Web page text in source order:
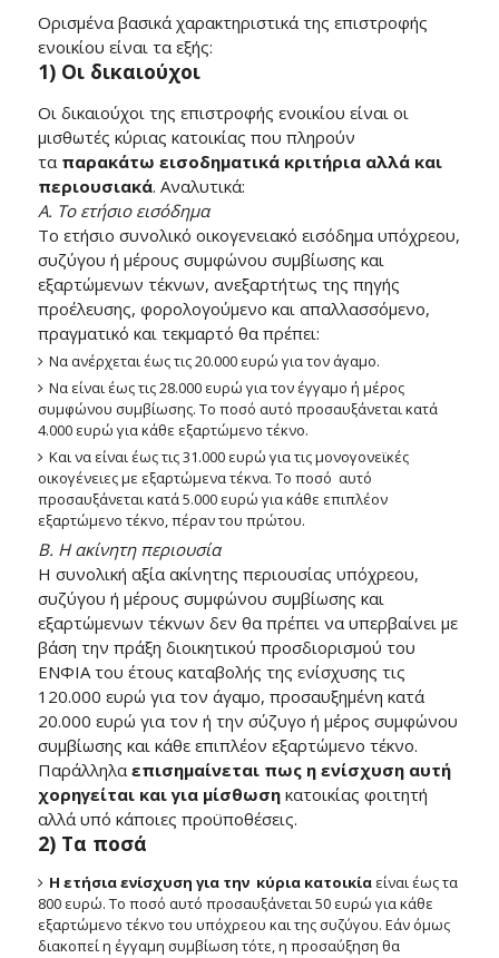
Ορισμένα βασικά χαρακτηριστικά της επιστροφής
ενοικίου είναι τα εξής:
1) Οι δικαιούχοι
Οι δικαιούχοι της επιστροφής ενοικίου είναι οι
μισθωτές κύριας κατοικίας που πληρούν
τα παρακάτω εισοδηματικά κριτήρια αλλά και
περιουσιακά. Αναλυτικά:
Α. Το ετήσιο εισόδημα
Το ετήσιο συνολικό οικογενειακό εισόδημα υπόχρεου,
συζύγου ή μέρους συμφώνου συμβίωσης και
εξαρτώμενων τέκνων, ανεξαρτήτως της πηγής
προέλευσης, φορολογούμενο και απαλλασσόμενο,
πραγματικό και τεκμαρτό θα πρέπει:
Να ανέρχεται έως τις 20.000 ευρώ για τον άγαμο.
Να είναι έως τις 28.000 ευρώ για τον έγγαμο ή μέρος
συμφώνου συμβίωσης. Το ποσό αυτό προσαυξάνεται κατά
4.000 ευρώ για κάθε εξαρτώμενο τέκνο.
Και να είναι έως τις 31.000 ευρώ για τις μονογονεϊκές
οικογένειες με εξαρτώμενα τέκνα. Το ποσό αυτό
προσαυξάνεται κατά 5.000 ευρώ για κάθε επιπλέον
εξαρτώμενο τέκνο, πέραν του πρώτου.
Β. Η ακίνητη περιουσία
Η συνολική αξία ακίνητης περιουσίας υπόχρεου,
συζύγου ή μέρους συμφώνου συμβίωσης και
εξαρτώμενων τέκνων δεν θα πρέπει να υπερβαίνει με
βάση την πράξη διοικητικού προσδιορισμού του
ΕΝΦΙΑ του έτους καταβολής της ενίσχυσης τις
120.000 ευρώ για τον άγαμο, προσαυξημένη κατά
20.000 ευρώ για τον ή την σύζυγο ή μέρος συμφώνου
συμβίωσης και κάθε επιπλέον εξαρτώμενο τέκνο.
Παράλληλαεπισημαίνεται πως η ενίσχυση αυτή
χορηγείται και για μίσθωσηκατοικίας φοιτητή
αλλά υπό κάποιες προϋποθέσεις.
2) Τα ποσά
H ετήσια ενίσχυση για την κύρια κατοικίαείναι έως τα
800 ευρώ. Το ποσό αυτό προσαυξάνεται 50 ευρώ για κάθε
εξαρτώμενο τέκνο του υπόχρεου και της συζύγου. Εάν όμως
διακοπεί η έγγαμη συμβίωση τότε, η προσαύξηση θα